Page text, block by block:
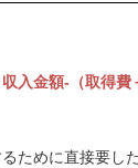
収入金額-（取得費
ために直接要し